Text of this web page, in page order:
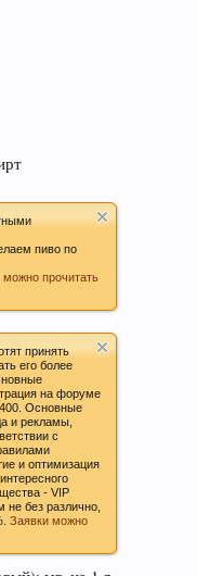
пиво по
прочитать
принять
его более
на форуме
Основные
и рекламы,
с
и оптимизация
- VIP
не без различно,
Заявки можно
спирт
мг на 1 л